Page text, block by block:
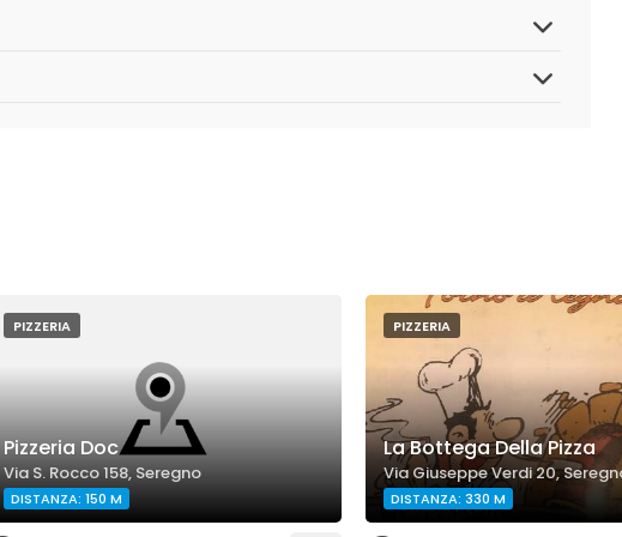
PIZZERIA
Pizzeria Doc
Via S. Rocco 158, Seregno
DISTANZA: 150 M
PIZZERIA
La Bottega Della Pizza
Via Giuseppe Verdi 20,
DISTANZA: 330 M